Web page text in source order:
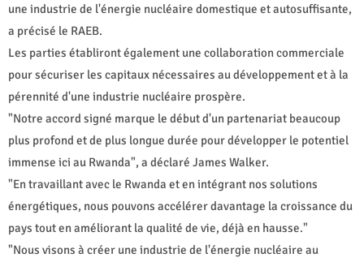
une industrie de l'énergie nucléaire domestique et autosuffisante,
a précisé le RAEB.
Les parties établiront également une collaboration commerciale
pour sécuriser les capitaux nécessaires au développement et à la
pérennité d'une industrie nucléaire prospère.
"Notre accord signé marque le début d'un partenariat beaucoup
plus profond et de plus longue durée pour développer le potentiel
immense ici au Rwanda", a déclaré James Walker.
"En travaillant avec le Rwanda et en intégrant nos solutions
énergétiques, nous pouvons accélérer davantage la croissance du
pays tout en améliorant la qualité de vie, déjà en hausse."
"Nous visons à créer une industrie de l'énergie nucléaire au